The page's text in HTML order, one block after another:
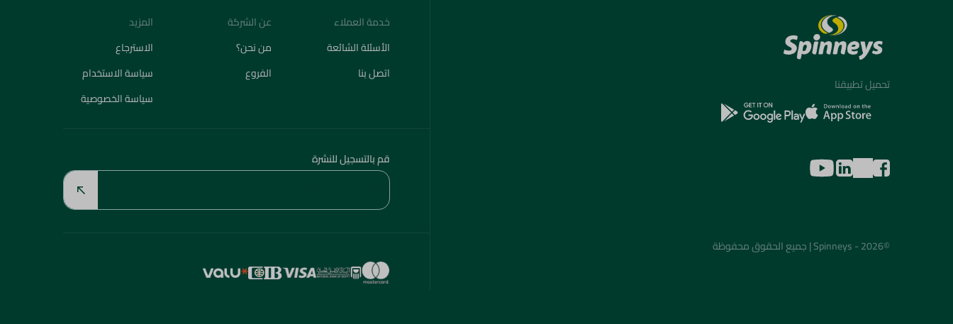
تحميل تطبيقنا
©2026 - Spinneys | جميع الحقوق محفوظة
خدمة العملاء
الأسئلة الشائعة
اتصل بنا
عن الشركة
من نحن؟
الفروع
المزيد
الاسترجاع
سياسة الاستخدام
سياسة الخصوصية
قم بالتسجيل للنشرة